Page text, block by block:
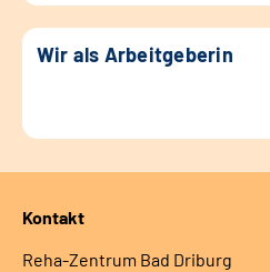
Wir als Arbeitgeberin
Kontakt
Reha-Zentrum Bad Driburg